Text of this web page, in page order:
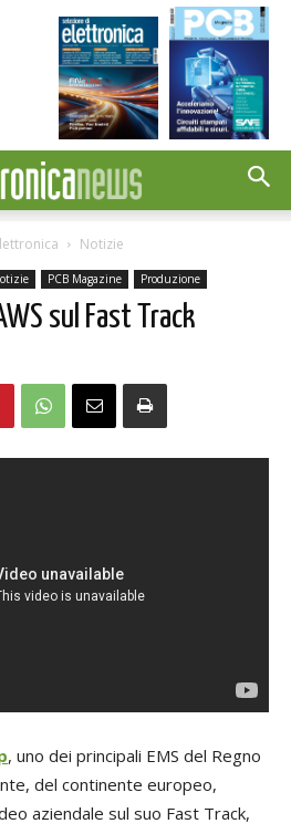
Notizie
PCB Magazine Produzione
sul Fast Track
, uno dei principali EMS del Regno
del continente europeo,
aziendale sul suo Fast Track,